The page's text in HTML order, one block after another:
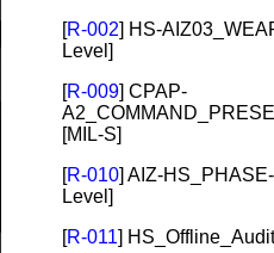
[R-002] HS-
Level]
[R-009] CPAP-
[MIL-S]
[R-010] AIZ-
Level]
[R-011]